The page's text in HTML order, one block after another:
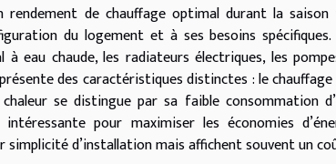
rendement de chauffage optimal durant la
du logement et à ses besoins
à eau chaude, les radiateurs électriques, les
des caractéristiques distinctes : le
se distingue par sa faible consommation
pour maximiser les économies
simplicité d’installation mais affichent souvent un